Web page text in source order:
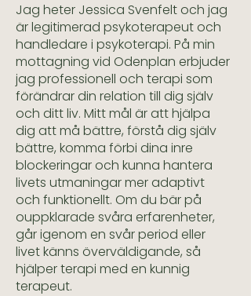
Jag heter Jessica Svenfelt och jag
är legitimerad psykoterapeut och
handledare i psykoterapi. På min
mottagning vid Odenplan erbjuder
jag professionell och terapi som
förändrar din relation till dig själv
och ditt liv. Mitt mål är att hjälpa
dig att må bättre, förstå dig själv
bättre, komma förbi dina inre
blockeringar och kunna hantera
livets utmaningar mer adaptivt
och funktionellt. Om du bär på
ouppklarade svåra erfarenheter,
går igenom en svår period eller
livet känns överväldigande, så
hjälper terapi med en kunnig
terapeut.